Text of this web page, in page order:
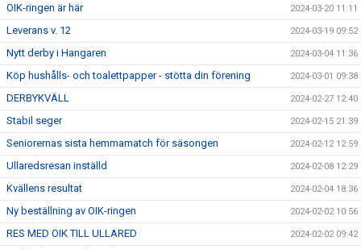
OIK-ringen är här 2024-03-20 11:11
Leverans v. 12 2024-03-19 09:52
Nytt derby i Hangaren 2024-03-04 11:36
Köp hushålls- och toalettpapper - stötta din förening 2024-03-01 09:38
DERBYKVÄLL 2024-02-27 12:40
Stabil seger 2024-02-15 21:39
Seniorernas sista hemmamatch för säsongen 2024-02-12 12:59
Ullaredsresan inställd 2024-02-08 12:29
Kvällens resultat 2024-02-04 18:36
Ny beställning av OIK-ringen 2024-02-02 10:56
RES MED OIK TILL ULLARED 2024-02-02 09:42